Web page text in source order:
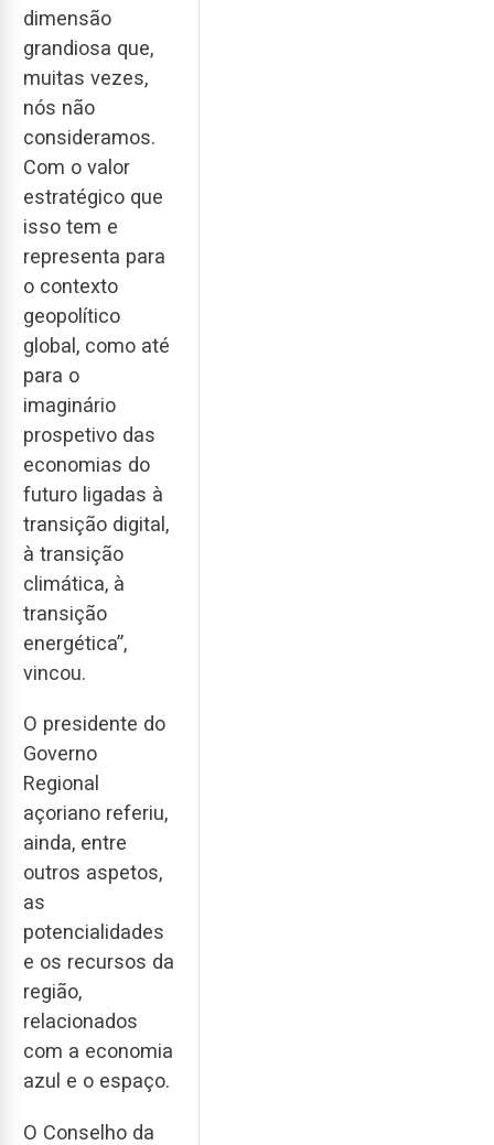
dimensão
grandiosa que,
muitas vezes,
nós não
consideramos.
Com o valor
estratégico que
isso tem e
representa para
o contexto
geopolítico
global, como até
para o
imaginário
prospetivo das
economias do
futuro ligadas à
transição digital,
à transição
climática, à
transição
energética”,
vincou.
O presidente do
Governo
Regional
açoriano referiu,
ainda, entre
outros aspetos,
as
potencialidades
e os recursos da
região,
relacionados
com a economia
azul e o espaço.
O Conselho da